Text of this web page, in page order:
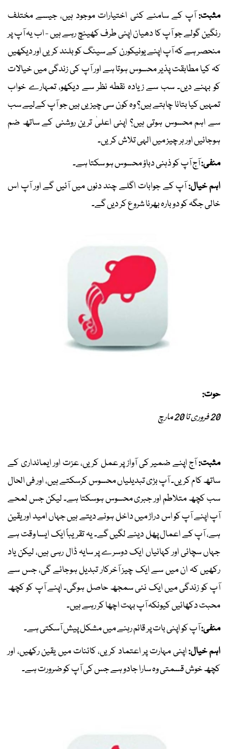
مثبت:آپ کے سامنے کئی اختیارات موجود ہیں، جیسے مختلف
رنگین گولے جو آپ کا دھیان اپنی طرف کھینچ رہے ہیں - اب یہ آپ پر
منحصر ہے کہ آپ اپنے یونیکورن کے سینگ کو بلند کریں اور دیکھیں
کہ کیا مطابقت پذیر محسوس ہوتا ہے اور آپ کی زندگی میں خیالات
کو بہنے دیں۔ سب سے زیادہ نقطہ نظر سے دیکھو، تمہارے خواب
تمہیں کیا بتانا چاہتے ہیں؟ وہ کون سی چیزیں ہیں جو آپ کےلیے سب
سے اہم محسوس ہوتی ہیں؟ اپنی اعلیٰ ترین روشنی کے ساتھ ضم
ہوجائیں اور ہر چیز میں الہی تلاش کریں۔
منفی:آج آپ کو ذہنی دباؤ محسوس ہو سکتا ہے۔
اہم خیال:آپ کے جوابات اگلے چند دنوں میں آئیں گے اور آپ اس
خالی جگہ کو دوبارہ بھرنا شروع کر دیں گے۔
حوت:
20 فروری تا 20 مارچ
مثبت:آج اپنے ضمیر کی آواز پر عمل کریں، عزت اور ایمانداری کے
ساتھ کام کریں۔ آپ بڑی تبدیلیاں محسوس کرسکتے ہیں، اور فی الحال
سب کچھ متلاطم اور جبری محسوس ہوسکتا ہے۔ لیکن جس لمحے
آپ اپنے آپ کو اس دراڑ میں داخل ہونے دیتے ہیں جہاں امید اور یقین
ہے، آپ کے اعمال پھل دینے لگیں گے۔ یہ تقریباً ایک ایسا وقت ہے
جہاں سچائی اور کہانیاں ایک دوسرے پر سایہ ڈال رہی ہیں، لیکن یاد
رکھیں کہ ان میں سے ایک چیز آخرکار تبدیل ہوجائے گی، جس سے
آپ کو زندگی میں ایک نئی سمجھ حاصل ہوگی۔ اپنے آپ کو کچھ
محبت دکھائیں کیونکہ آپ بہت اچھا کر رہے ہیں۔
منفی:آپ کو اپنی بات پر قائم رہنے میں مشکل پیش آسکتی ہے۔
اہم خیال:اپنی مہارت پر اعتماد کریں، کائنات میں یقین رکھیں، اور
کچھ خوش قسمتی وہ سارا جادو ہے جس کی آپ کو ضرورت ہے۔